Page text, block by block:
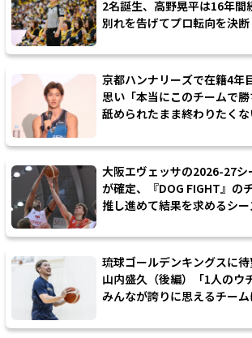
2名誕生、高野晃平は16年間
別れを告げてプロ転向を決断
京都ハンナリーズで在籍4年
思い「本当にこのチームで
舐められたまま終わりたくな
大阪エヴェッサの2026-27シ
が確定、『DOG FIGHT』の
推し進めて結果を求めるシ
琉球ゴールデンキングスに
山内盛久（後編）「1人のウ
みんなが誇りに思えるチーム